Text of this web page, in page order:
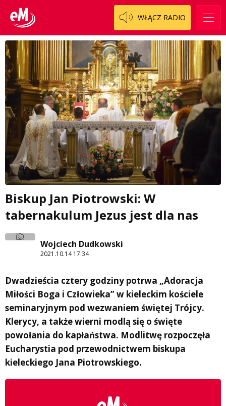
WŁĄCZ RADIO
Biskup Jan Piotrowski: W
tabernakulum Jezus jest dla nas
Wojciech Dudkowski
2021.10.14 17:34
Dwadzieścia cztery godziny potrwa „Adoracja
Miłości Boga i Człowieka” w kieleckim kościele
seminaryjnym pod wezwaniem świętej Trójcy.
Klerycy, a także wierni modlą się o święte
powołania do kapłaństwa. Modlitwę rozpoczęła
Eucharystia pod przewodnictwem biskupa
kieleckiego Jana Piotrowskiego.